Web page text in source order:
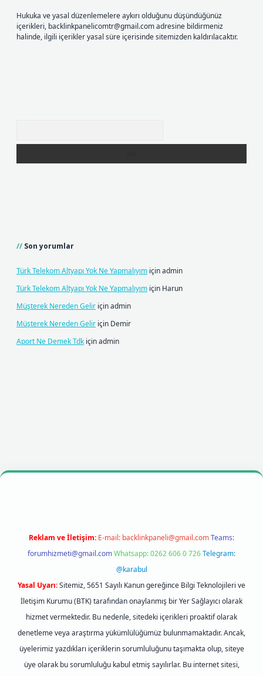
Hukuka ve yasal düzenlemelere aykırı olduğunu düşündüğünüz
içerikleri, backlinkpanelicomtr@gmail.comadresine bildirmeniz
halinde, ilgili içerikler yasal süre içerisinde sitemizden kaldırılacaktır.
Son yorumlar
Türk Telekom Altyapı Yok Ne Yapmalıyım içinadmin
Türk Telekom Altyapı Yok Ne Yapmalıyım için Harun
Müşterek Nereden Gelir içinadmin
Müşterek Nereden Gelir için Demir
Aport Ne Demek Tdk içinadmin
mobil girişbetexpergiris.casinobetexper giriş
Reklam ve İletişim: E-mail: backlinkpaneli@gmail.comTeams:
forumhizmeti@gmail.comWhatsapp: 0262 606 0 726Telegram:
@karabul
Yasal Uyarı:Sitemiz, 5651 Sayılı Kanun gereğince Bilgi Teknolojileri ve
İletişim Kurumu (BTK) tarafından onaylanmış bir Yer Sağlayıcı olarak
hizmet vermektedir. Bu nedenle, sitedeki içerikleri proaktif olarak
denetleme veya araştırma yükümlülüğümüz bulunmamaktadır. Ancak,
üyelerimiz yazdıkları içeriklerin sorumluluğunu taşımakta olup, siteye
üye olarak bu sorumluluğu kabul etmiş sayılırlar. Bu internet sitesi,